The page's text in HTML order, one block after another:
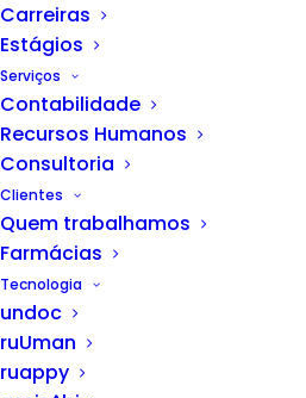
Carreiras
Estágios
Serviços
Contabilidade
Recursos Humanos
Consultoria
Clientes
Quem trabalhamos
Farmácias
Tecnologia
undoc
ruUman
ruappy
regras
horário de
ALei 7/2009, de 12 de
documento jurídico
relações laborais
trabalhadores e
estipulando por
regras que devem
relativas ao horário